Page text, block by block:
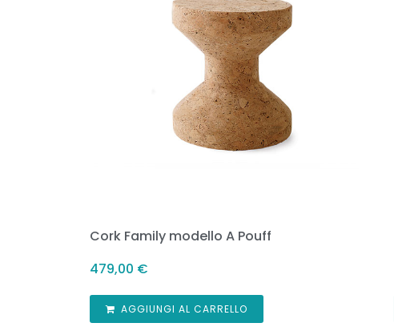
Cork Family modello A Pouff
479,00 €
AGGIUNGI AL CARRELLO